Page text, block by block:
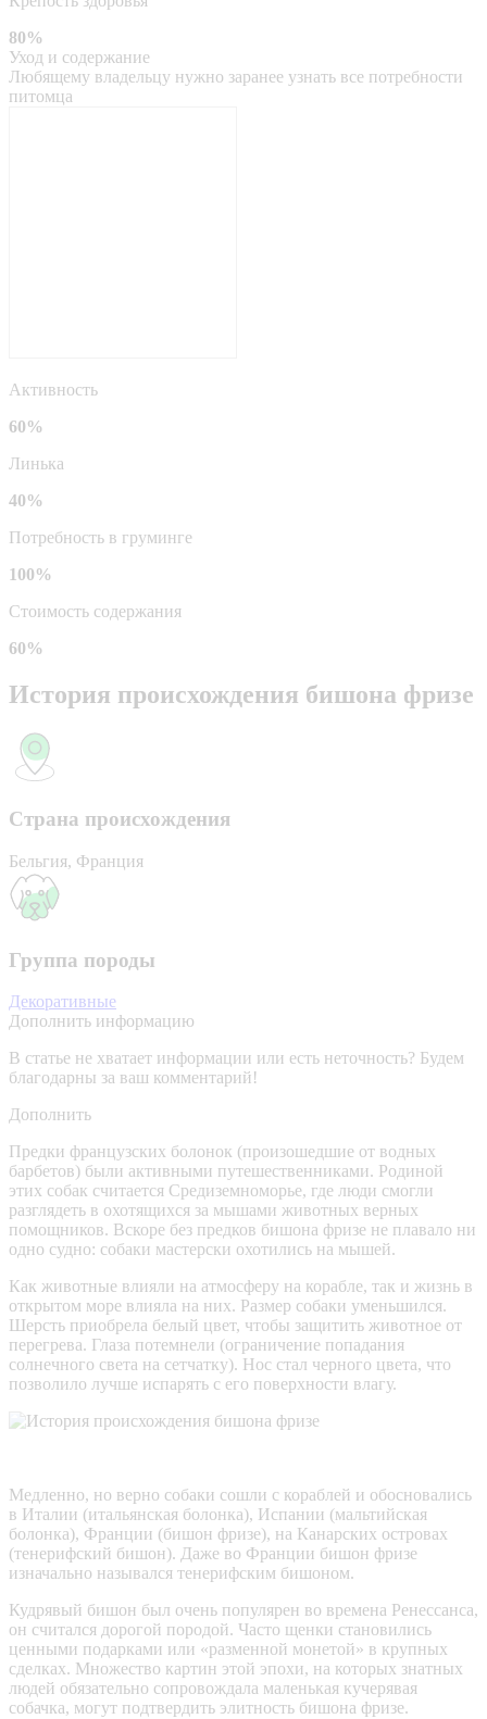
80%
Уход и содержание
Любящему владельцу нужно заранее узнать все потребности
питомца
Активность
60%
Линька
40%
Потребность в груминге
100%
Стоимость содержания
60%
История происхождения бишона фризе
Страна происхождения
Бельгия, Франция
Группа породы
Декоративные
Дополнить информацию
В статье не хватает информации или есть неточность? Будем
благодарны за ваш комментарий!
Дополнить
Предки французских болонок (произошедшие от водных
барбетов) были активными путешественниками. Родиной
этих собак считается Средиземноморье, где люди смогли
разглядеть в охотящихся за мышами животных верных
помощников. Вскоре без предков бишона фризе не плавало ни
одно судно: собаки мастерски охотились на мышей.
Как животные влияли на атмосферу на корабле, так и жизнь в
открытом море влияла на них. Размер собаки уменьшился.
Шерсть приобрела белый цвет, чтобы защитить животное от
перегрева. Глаза потемнели (ограничение попадания
солнечного света на сетчатку). Нос стал черного цвета, что
позволило лучше испарять с его поверхности влагу.
Медленно, но верно собаки сошли с кораблей и обосновались
в Италии (итальянская болонка), Испании (мальтийская
болонка), Франции (бишон фризе), на Канарских островах
(тенерифский бишон). Даже во Франции бишон фризе
изначально назывался тенерифским бишоном.
Кудрявый бишон был очень популярен во времена Ренессанса,
он считался дорогой породой. Часто щенки становились
ценными подарками или «разменной монетой» в крупных
сделках. Множество картин этой эпохи, на которых знатных
людей обязательно сопровождала маленькая кучерявая
собачка, могут подтвердить элитность бишона фризе.